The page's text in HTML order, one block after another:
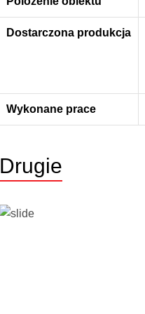
Dostarczona produkcja
Wykonane prace
Drugie